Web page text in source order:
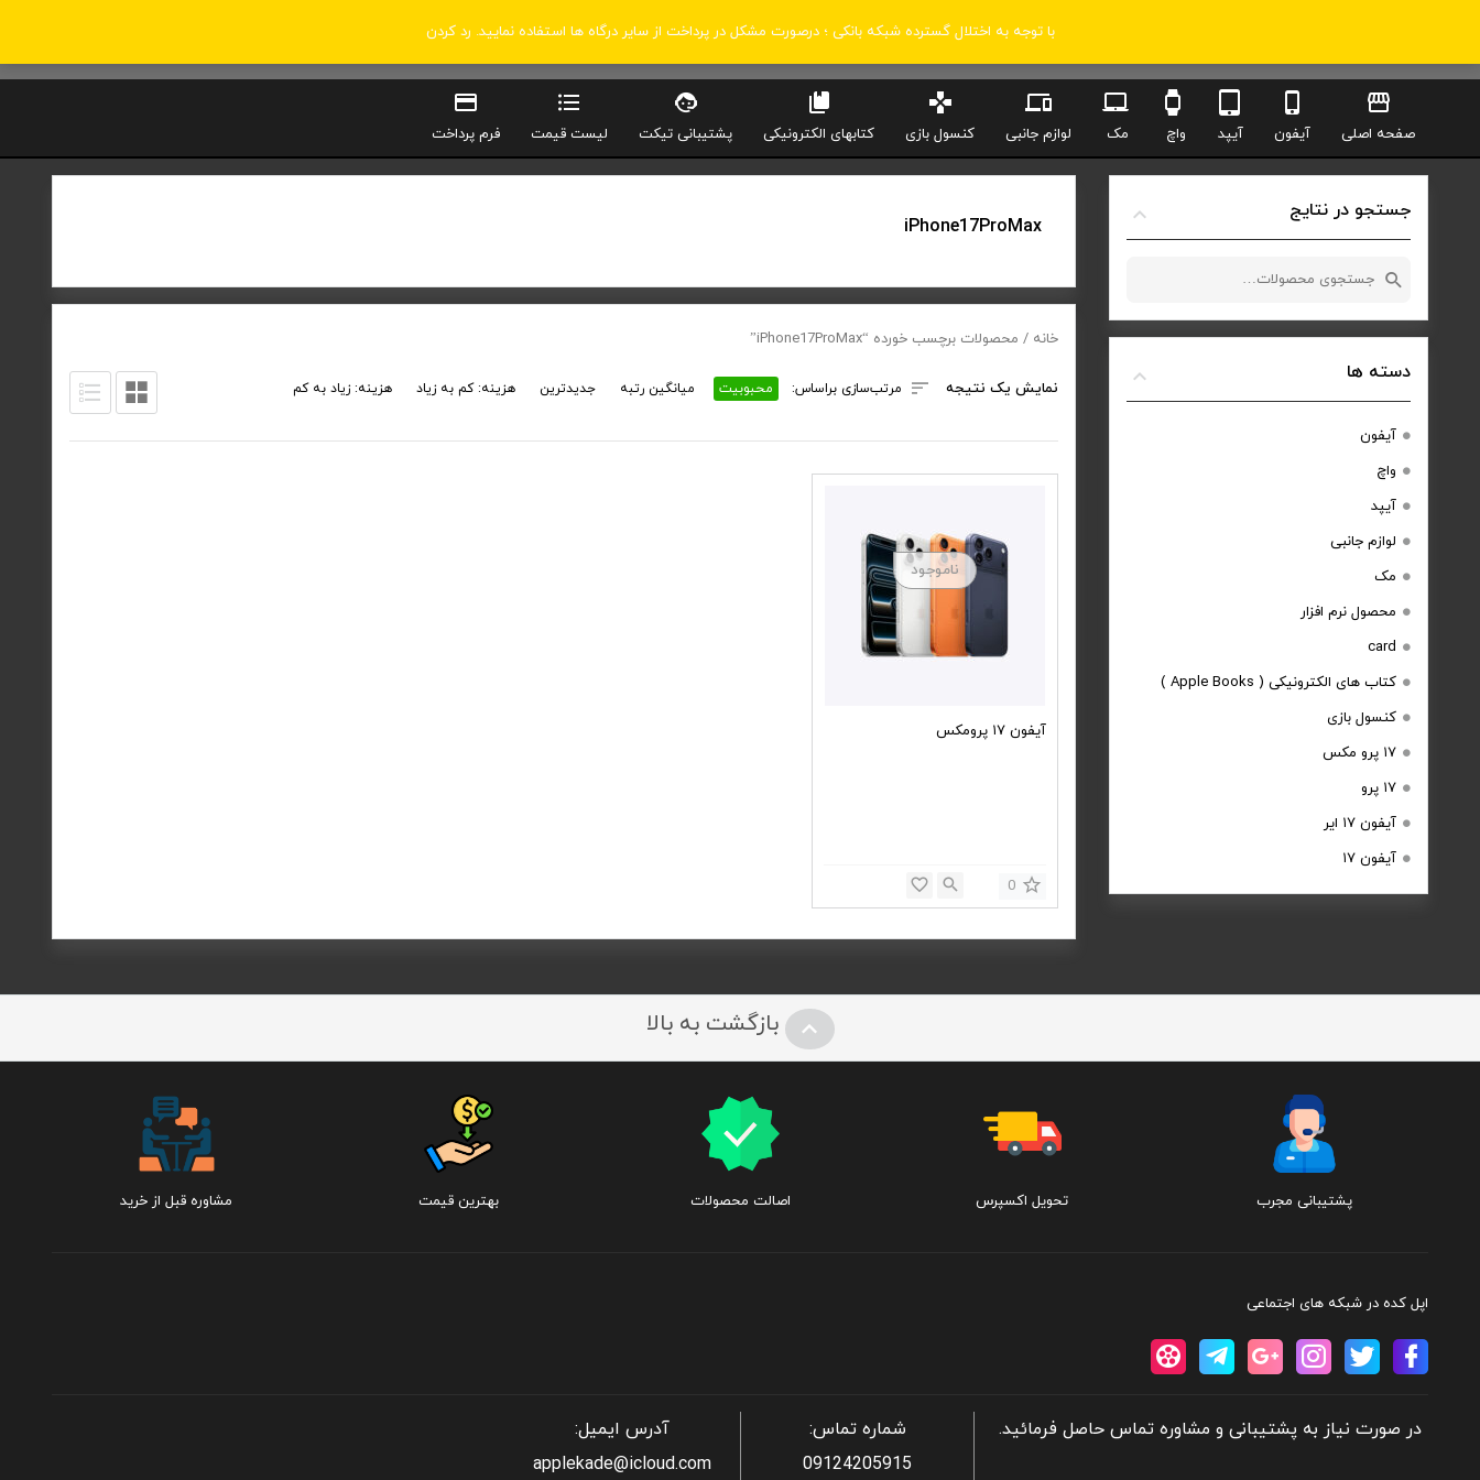
با توجه به اختلال گسترده شبکه بانکی ؛ درصورت مشکل در پرداخت از سایر درگاه ها استفاده نمایید. رد کردن
صفحه اصلی آیفون آیپد واچ مک لوازم جانبی کنسول بازی کتابهای الکترونیکی پشتیبانی تیکت لیست قیمت فرم پرداخت
iPhone17ProMax
خانه / محصولات برچسب خورده “iPhone17ProMax”
نمایش یک نتیجه مرتب‌سازی براساس: محبوبیت میانگین رتبه جدیدترین هزینه: کم به زیاد هزینه: زیاد به کم
آیفون ۱۷ پرومکس
0
جستجو در نتایج
جستجو
دسته ها
آیفون
واچ
آیپد
لوازم جانبی
مک
محصول نرم افزار
card
کتاب های الکترونیکی ( Apple Books )
کنسول بازی
۱۷ پرو مکس
۱۷ پرو
آیفون ۱۷ ایر
آیفون ۱۷
بازگشت به بالا
پشتیبانی مجرب تحویل اکسپرس اصالت محصولات بهترین قیمت مشاوره قبل از خرید
اپل کده در شبکه های اجتماعی
در صورت نیاز به پشتیبانی و مشاوره تماس حاصل فرمائید.
شماره تماس:
09124205915
آدرس ایمیل:
applekade@icloud.com